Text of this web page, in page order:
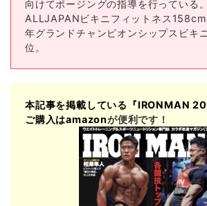
向けてポージングの指導を行っている
ALLJAPANビキニフィットネス
年グランドチャンピオンシップスビキ
位。
本記事を掲載している『IRONMAN
ご購入はamazonが便利です！